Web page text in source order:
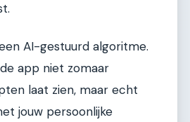
AI-gestuurd algoritme.
app niet zomaar
laat zien, maar echt
jouw persoonlijke